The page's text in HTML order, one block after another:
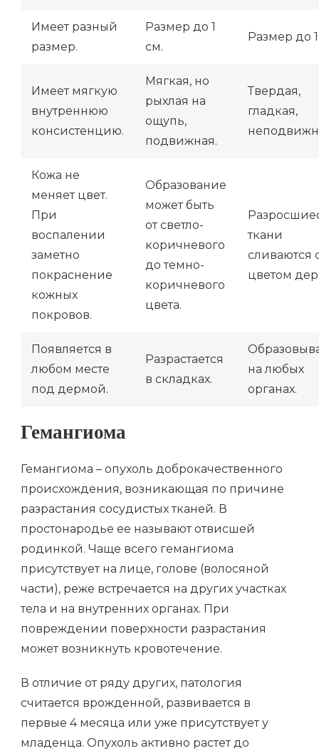
Имеет разный
размер.
Размер до 1
см.
Размер до
Имеет мягкую
внутреннюю
консистенцию.
Мягкая, но
рыхлая на
ощупь,
подвижная.
Твердая,
гладкая,
Кожа не
меняет цвет.
При
воспалении
заметно
покраснение
кожных
покровов.
Образование
может быть
от светло-
коричневого
до темно-
коричневого
цвета.
ткани
сливаются
цветом
Появляется в
любом месте
под дермой.
Разрастается
в складках.
на любых
органах.
Гемангиома
Гемангиома – опухоль доброкачественного
происхождения, возникающая по причине
разрастания сосудистых тканей. В
простонародье ее называют отвисшей
родинкой. Чаще всего гемангиома
присутствует на лице, голове (волосяной
части), реже встречается на других участках
тела и на внутренних органах. При
повреждении поверхности разрастания
может возникнуть кровотечение.
В отличие от ряду других, патология
считается врожденной, развивается в
первые 4 месяца или уже присутствует у
младенца. Опухоль активно растет до